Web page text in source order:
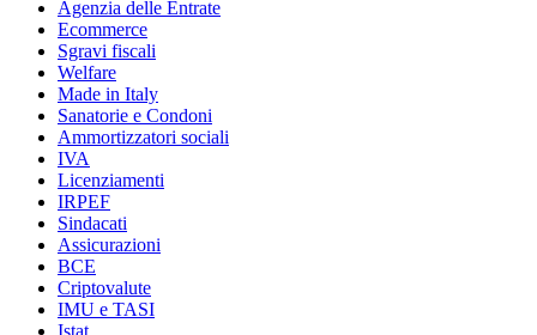
Agenzia delle Entrate
Ecommerce
Sgravi fiscali
Welfare
Made in Italy
Sanatorie e Condoni
Ammortizzatori sociali
IVA
Licenziamenti
IRPEF
Sindacati
Assicurazioni
BCE
Criptovalute
IMU e TASI
Istat